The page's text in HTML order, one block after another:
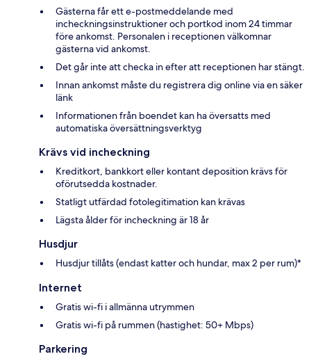
Gästerna får ett e-postmeddelande med
incheckningsinstruktioner och portkod inom 24 timmar
före ankomst. Personalen i receptionen välkomnar
gästerna vid ankomst.
Det går inte att checka in efter att receptionen har stängt.
Innan ankomst måste du registrera dig online via en säker
länk
Informationen från boendet kan ha översatts med
automatiska översättningsverktyg
Krävs vid incheckning
Kreditkort, bankkort eller kontant deposition krävs för
oförutsedda kostnader.
Statligt utfärdad fotolegitimation kan krävas
Lägsta ålder för incheckning är 18 år
Husdjur
Husdjur tillåts (endast katter och hundar, max 2 per rum)*
Internet
Gratis wi-fi i allmänna utrymmen
Gratis wi-fi på rummen (hastighet: 50+ Mbps)
Parkering